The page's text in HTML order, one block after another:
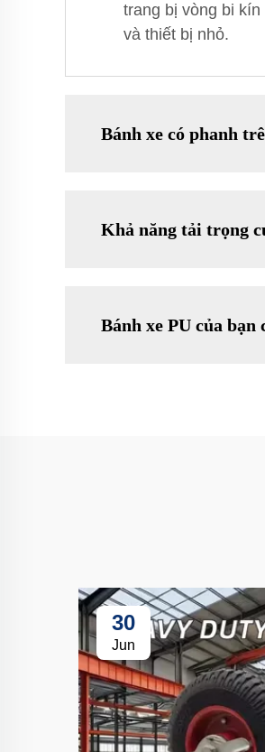
trang bị vòng bi
và thiết bị nhỏ.
Bánh xe có phanh
Khả năng tải trọng
Bánh xe PU của
30
Jun